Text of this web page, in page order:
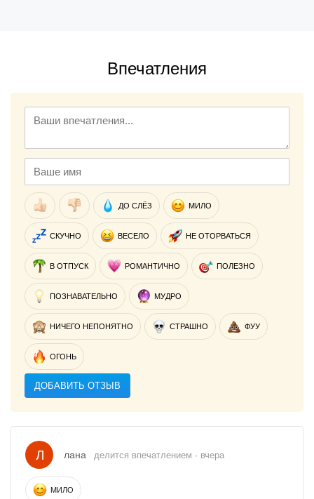
Впечатления
ДО СЛЁЗ МИЛО
СКУЧНО ВЕСЕЛО НЕ ОТОРВАТЬСЯ
В ОТПУСК РОМАНТИЧНО ПОЛЕЗНО
ПОЗНАВАТЕЛЬНО МУДРО
НИЧЕГО НЕПОНЯТНО СТРАШНО ФУУ
ОГОНЬ
ДОБАВИТЬ ОТЗЫВ
Л лана делится впечатлением · вчера
МИЛО